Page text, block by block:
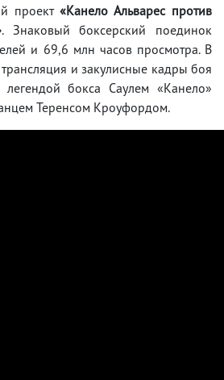
проект«Канело Альварес против
. Знаковый боксерский поединок
и 69,6 млн часов просмотра. В
и закулисные кадры боя
легендой бокса Саулем «Канело»
Теренсом Кроуфордом.